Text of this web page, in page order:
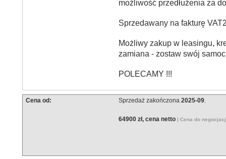
możliwość przedłużenia za
Sprzedawany na fakturę
Możliwy zakup w leasingu,
zamiana - zostaw swój
POLECAMY !!!
Cena od: Sprzedaż zakończona 2025-09.
64900 zł, cena netto | Cena do